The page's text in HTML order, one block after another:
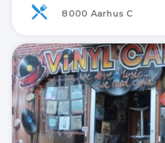
8000 Aarhus C